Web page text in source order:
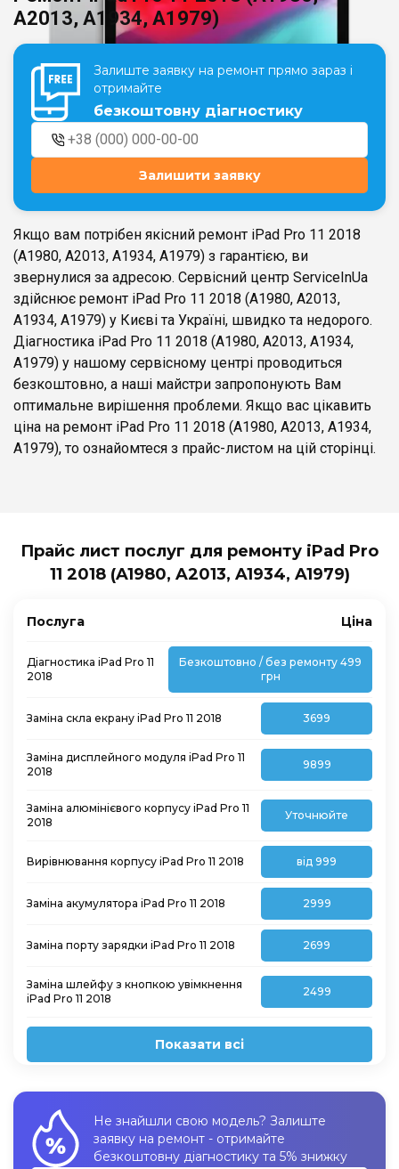
Театральна
м. Київ, вул. Хрещатик 44-A м. Київ, вул. Анни Ахматової, 30
Оболонь
м. Київ, ТЦ LAKE PLAZA, вул. Героїв
полку “Азов”, 12
Палац "Україна"
м. Київ, вул. Казимира Малевича,
м. Київ, Комфорт Таун, вул.
Березнева, 16, корпус 3
RU UK
A2013, A1934, A1979)
Залиште заявку на ремонт прямо зараз і
отримайте
безкоштовну діагностику
Залишити заявку
Якщо вам потрібен якісний ремонт iPad Pro 11 2018
(A1980, A2013, A1934, A1979) з гарантією, ви
звернулися за адресою. Сервісний центр ServiceInUa
здійснює ремонт iPad Pro 11 2018 (A1980, A2013,
A1934, A1979) у Києві та Україні, швидко та недорого.
Діагностика iPad Pro 11 2018 (A1980, A2013, A1934,
A1979) у нашому сервісному центрі проводиться
безкоштовно, а наші майстри запропонують Вам
оптимальне вирішення проблеми. Якщо вас цікавить
ціна на ремонт iPad Pro 11 2018 (A1980, A2013, A1934,
A1979), то ознайомтеся з прайс-листом на цій сторінці.
Прайс лист послуг для ремонту iPad Pro
11 2018 (A1980, A2013, A1934, A1979)
Послуга Ціна
Діагностика iPad Pro 11
2018
Безкоштовно / без ремонту 499
грн
Заміна скла екрану iPad Pro 11 2018 3699
Заміна дисплейного модуля iPad Pro 11
2018
9899
Заміна алюмінієвого корпусу iPad Pro 11
2018
Уточнюйте
Вирівнювання корпусу iPad Pro 11 2018 від 999
Заміна акумулятора iPad Pro 11 2018 2999
Заміна порту зарядки iPad Pro 11 2018 2699
Заміна шлейфу з кнопкою увімкнення
iPad Pro 11 2018
2499
Показати всі
Не знайшли свою модель? Залиште
заявку на ремонт - отримайте
безкоштовну діагностику та 5% знижку